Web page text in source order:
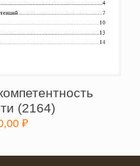
(2164)
₽